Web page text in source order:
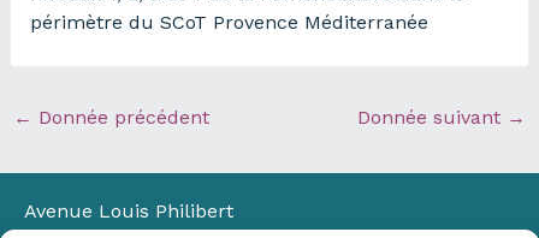
périmètre du SCoT Provence Méditerranée
← Donnée précédent Donnée suivant →
Avenue Louis Philibert